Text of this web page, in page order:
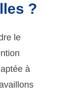
?
le
à